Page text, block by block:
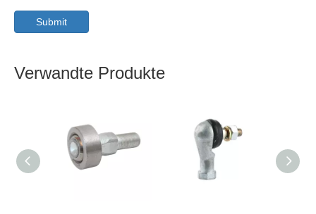
Submit
Verwandte Produkte